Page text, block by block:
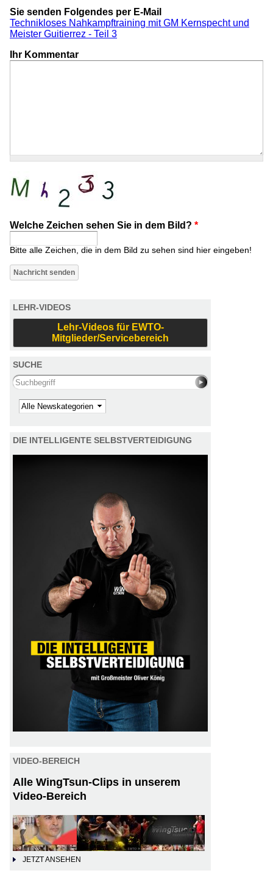
Sie senden Folgendes per E-Mail
Technikloses Nahkampftraining mit GM Kernspecht und
Meister Guitierrez - Teil 3
Ihr Kommentar
Welche Zeichen sehen Sie in dem Bild? *
Bitte alle Zeichen, die in dem Bild zu sehen sind hier eingeben!
LEHR-VIDEOS
Lehr-Videos für EWTO-
Mitglieder/Servicebereich
SUCHE
Search this site
Kategorie
DIE INTELLIGENTE SELBSTVERTEIDIGUNG
VIDEO-BEREICH
Alle WingTsun-Clips in unserem
Video-Bereich
JETZT ANSEHEN